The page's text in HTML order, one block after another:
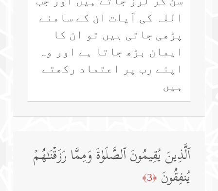
اللہ کی آیات ان کے سامنے
پڑھی جاتی ہیں تو ان کا
ایمان بڑھ جاتا ہے اور وہ
اپنے رب پر اعتماد رکھتے
ہیں
ٱلَّذِینَ یُقِیمُونَ ٱلصَّلَوٰةَ وَمِمَّا رَزَقۡنَـٰهُمۡ
یُنفِقُونَ ﴿3﴾